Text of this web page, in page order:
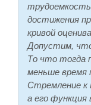
достижения
кривой
Допустим,
То что тогда
меньше время
Стремление к
а его